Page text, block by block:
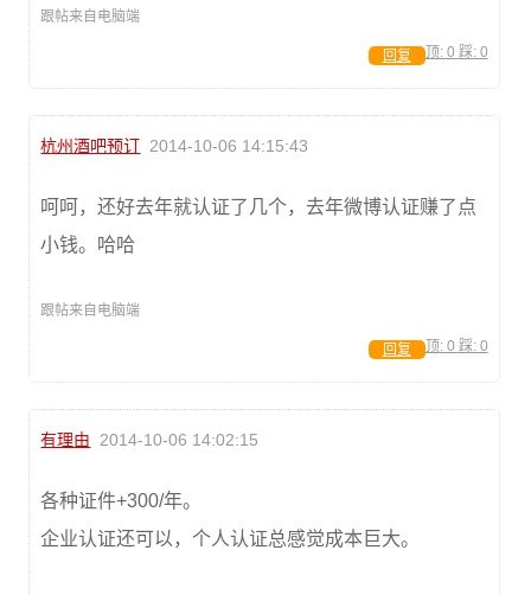
跟帖来自电脑端
顶: 0 踩: 0
回复
杭州酒吧预订 2014-10-06 14:15:43
呵呵，还好去年就认证了几个，去年微博认证赚了点
小钱。哈哈
跟帖来自电脑端
顶: 0 踩: 0
回复
有理由 2014-10-06 14:02:15
各种证件+300/年。
企业认证还可以，个人认证总感觉成本巨大。